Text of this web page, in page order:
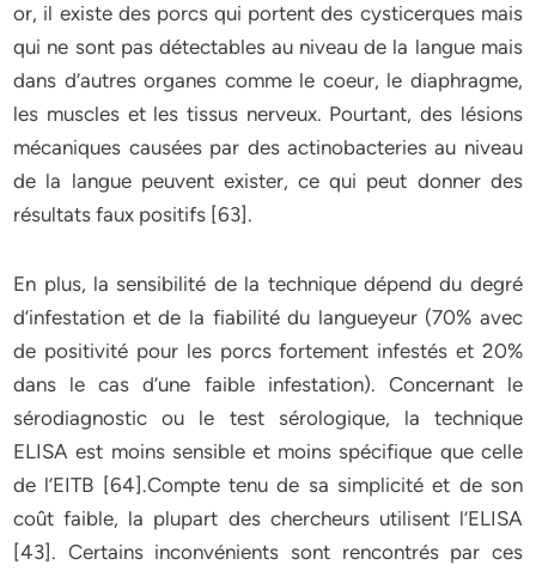
or, il existe des porcs qui portent des cysticerques mais
qui ne sont pas détectables au niveau de la langue mais
dans d’autres organes comme le coeur, le diaphragme,
les muscles et les tissus nerveux. Pourtant, des lésions
mécaniques causées par des actinobacteries au niveau
de la langue peuvent exister, ce qui peut donner des
résultats faux positifs [63].
En plus, la sensibilité de la technique dépend du degré
d’infestation et de la fiabilité du langueyeur (70% avec
de positivité pour les porcs fortement infestés et 20%
dans le cas d’une faible infestation). Concernant le
sérodiagnostic ou le test sérologique, la technique
ELISA est moins sensible et moins spécifique que celle
de l’EITB [64].Compte tenu de sa simplicité et de son
coût faible, la plupart des chercheurs utilisent l’ELISA
[43]. Certains inconvénients sont rencontrés par ces